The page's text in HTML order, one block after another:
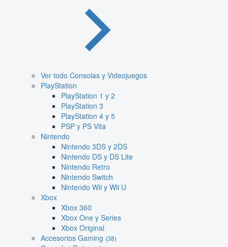
Ver todo Consolas y Videojuegos
PlayStation
PlayStation 1 y 2
PlayStation 3
PlayStation 4 y 5
PSP y PS Vita
Nintendo
Nintendo 3DS y 2DS
Nintendo DS y DS Lite
Nintendo Retro
Nintendo Switch
Nintendo Wii y Wii U
Xbox
Xbox 360
Xbox One y Series
Xbox Original
Accesorios Gaming (38)